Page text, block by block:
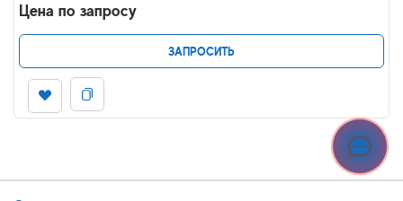
Цена по запросу
ЗАПРОСИТЬ